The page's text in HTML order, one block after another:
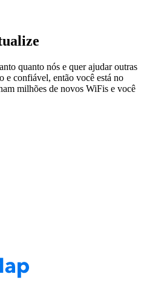
quanto nós e quer ajudar outras
e confiável, então você está no
milhões de novos WiFis e você